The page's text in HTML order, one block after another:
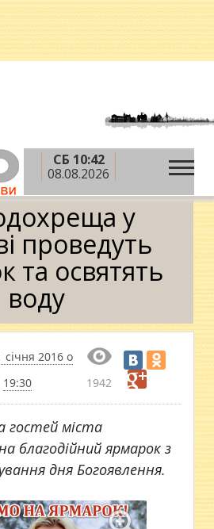
СБ 10:42
08.08.2026
» Афіша »На Водохреща у
та освятять воду
у
проведуть
та освятять
воду
січня 2016 о
19:30
1942
гостей міста
благодійний ярмарок з
дня Богоявлення.